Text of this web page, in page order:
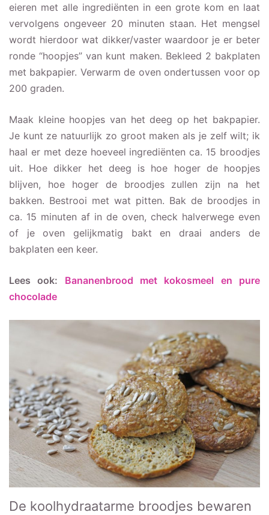
eieren met alle ingrediënten in een grote kom en laat
vervolgens ongeveer 20 minuten staan. Het mengsel
wordt hierdoor wat dikker/vaster waardoor je er beter
ronde “hoopjes” van kunt maken. Bekleed 2 bakplaten
met bakpapier. Verwarm de oven ondertussen voor op
200 graden.
Maak kleine hoopjes van het deeg op het bakpapier.
Je kunt ze natuurlijk zo groot maken als je zelf wilt; ik
haal er met deze hoeveel ingrediënten ca. 15 broodjes
uit. Hoe dikker het deeg is hoe hoger de hoopjes
blijven, hoe hoger de broodjes zullen zijn na het
bakken. Bestrooi met wat pitten. Bak de broodjes in
ca. 15 minuten af in de oven, check halverwege even
of je oven gelijkmatig bakt en draai anders de
bakplaten een keer.
Lees ook: Bananenbrood met kokosmeel en pure
chocolade
De koolhydraatarme broodjes bewaren